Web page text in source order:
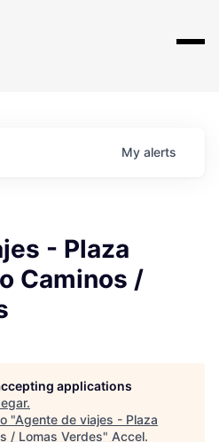
My alerts
- Plaza
Caminos /
applications
.
"Agente de viajes - Plaza
/ Lomas Verdes" Accel.